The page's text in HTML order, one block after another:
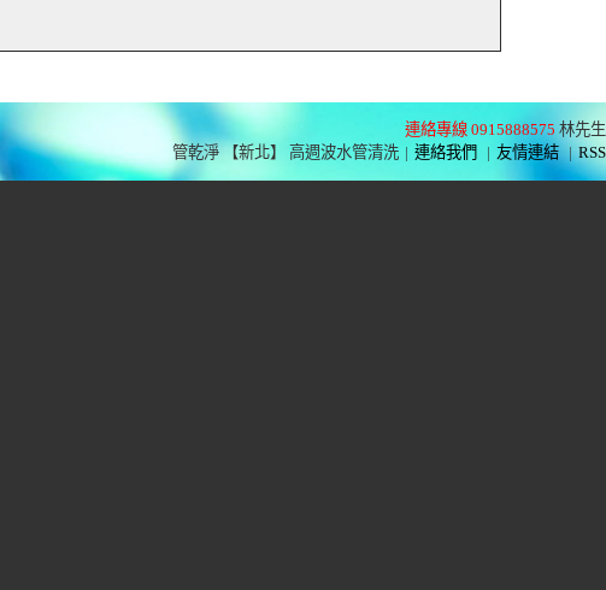
連絡專線 0915888575 林先生
管乾淨 【新北】 高週波水管清洗 | 連絡我們 | 友情連結 | RSS